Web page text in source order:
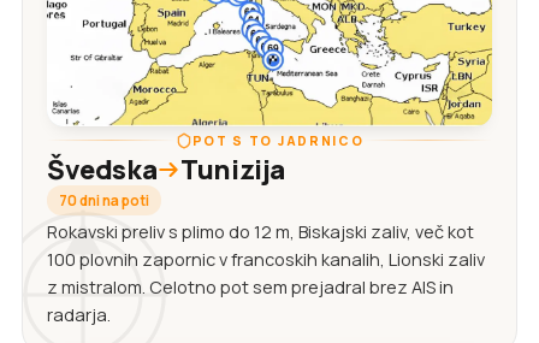
POT S TO JADRNICO
Švedska Tunizija
70 dni na poti
Rokavski preliv s plimo do 12 m, Biskajski zaliv, več kot
100 plovnih zapornic v francoskih kanalih, Lionski zaliv
z mistralom. Celotno pot sem prejadral brez AIS in
radarja.